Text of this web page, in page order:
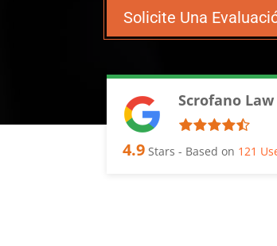
Solicite Una
Scrofano Law
4.9 Stars - Based on 121